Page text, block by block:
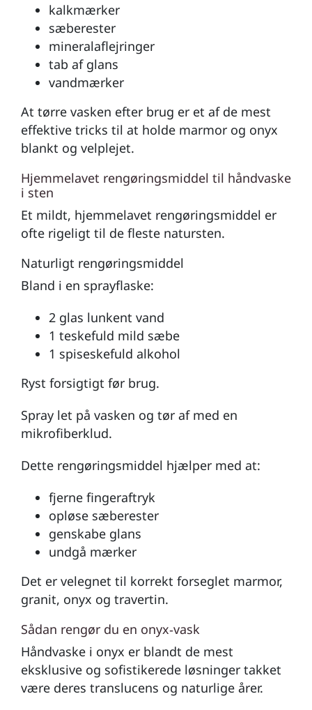
kalkmærker
sæberester
mineralaflejringer
tab af glans
vandmærker
At tørre vasken efter brug er et af de mest
effektive tricks til at holde marmor og onyx
blankt og velplejet.
Hjemmelavet rengøringsmiddel til håndvaske
i sten
Et mildt, hjemmelavet rengøringsmiddel er
ofte rigeligt til de fleste natursten.
Naturligt rengøringsmiddel
Bland i en sprayflaske:
2 glas lunkent vand
1 teskefuld mild sæbe
1 spiseskefuld alkohol
Ryst forsigtigt før brug.
Spray let på vasken og tør af med en
mikrofiberklud.
Dette rengøringsmiddel hjælper med at:
fjerne fingeraftryk
opløse sæberester
genskabe glans
undgå mærker
Det er velegnet til korrekt forseglet marmor,
granit, onyx og travertin.
Sådan rengør du en onyx‑vask
Håndvaske i onyx er blandt de mest
eksklusive og sofistikerede løsninger takket
være deres translucens og naturlige årer.